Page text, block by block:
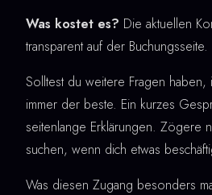
Was kostet es? Die aktuellen
transparent auf der Buchungsseite.
Solltest du weitere Fragen
immer der beste. Ein kurzes
seitenlange Erklärungen. Zögere
suchen, wenn dich etwas
Was diesen Zugang besonders